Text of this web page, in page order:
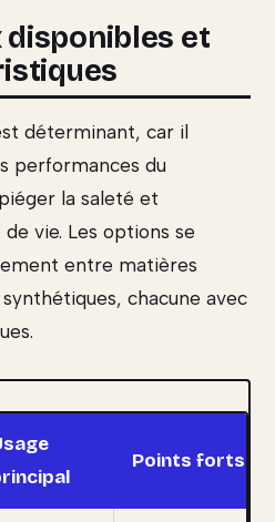
disponibles et
déterminant, car il
performances du
la saleté et
vie. Les options se
entre matières
chacune avec
Points forts